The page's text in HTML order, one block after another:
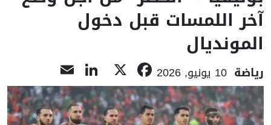
آخر اللمسات قبل دخول
المونديال
رياضة 10 يونيو, 2026 Facebook
LinkedIn